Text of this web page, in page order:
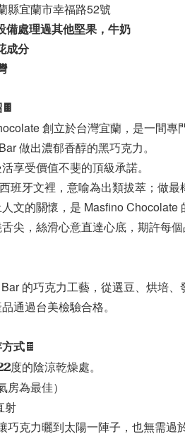
縣宜蘭市幸福路52號
備處理過其他堅果，牛奶
成分
創立於台灣宜蘭，是一間
做出濃郁香醇的黑巧克力。
享受價值不斐的頂級承諾。
班牙文裡，意喻為出類拔萃；做
文的關懷，是 Masfino Chocolate
尖，絲滑心意直達心底，期許每個
的巧克力工藝，從選豆、烘培
通過台美檢驗合格。
式🍫
度的陰涼乾燥處。
房為最佳）
射
巧克力曬到太陽一陣子，也無需